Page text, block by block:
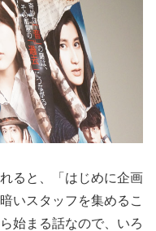
ると、「はじめに企画
いスタッフを集めるこ
始まる話なので、いろ